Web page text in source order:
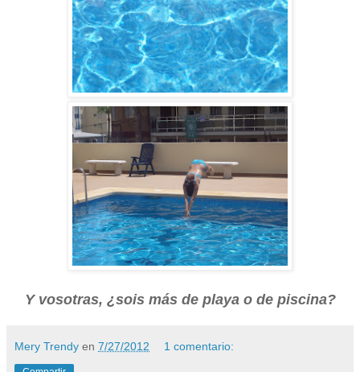
Y vosotras, ¿sois más de playa o de piscina?
Mery Trendy en 7/27/2012 1 comentario: